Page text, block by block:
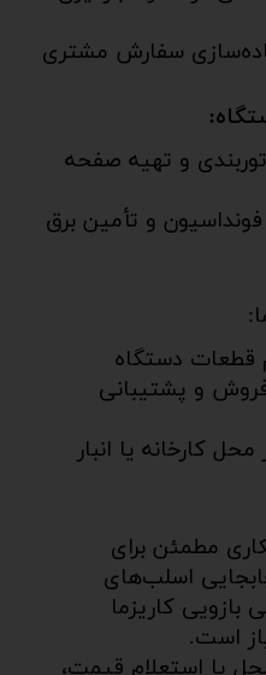
سفارش مشتری
و تهیه صفحه
و تأمین برق
و پشتیبانی
کارخانه یا انبار
مطمئن برای
اسلب‌های
کاریزما
است.
یا استعلام قیمت،